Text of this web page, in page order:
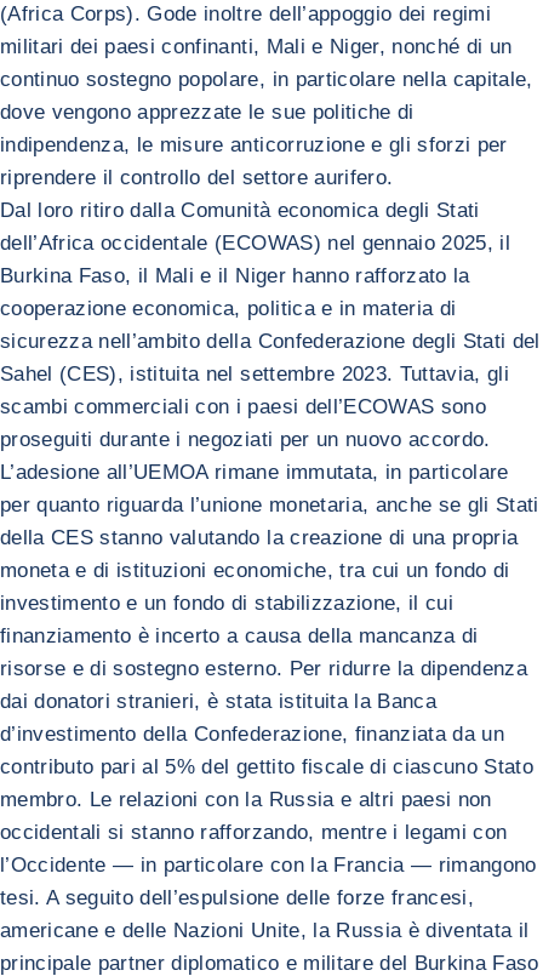
(Africa Corps). Gode inoltre dell’appoggio dei regimi
militari dei paesi confinanti, Mali e Niger, nonché di un
continuo sostegno popolare, in particolare nella capitale,
dove vengono apprezzate le sue politiche di
indipendenza, le misure anticorruzione e gli sforzi per
riprendere il controllo del settore aurifero.
Dal loro ritiro dalla Comunità economica degli Stati
dell’Africa occidentale (ECOWAS) nel gennaio 2025, il
Burkina Faso, il Mali e il Niger hanno rafforzato la
cooperazione economica, politica e in materia di
sicurezza nell’ambito della Confederazione degli Stati del
Sahel (CES), istituita nel settembre 2023. Tuttavia, gli
scambi commerciali con i paesi dell’ECOWAS sono
proseguiti durante i negoziati per un nuovo accordo.
L’adesione all’UEMOA rimane immutata, in particolare
per quanto riguarda l’unione monetaria, anche se gli Stati
della CES stanno valutando la creazione di una propria
moneta e di istituzioni economiche, tra cui un fondo di
investimento e un fondo di stabilizzazione, il cui
finanziamento è incerto a causa della mancanza di
risorse e di sostegno esterno. Per ridurre la dipendenza
dai donatori stranieri, è stata istituita la Banca
d’investimento della Confederazione, finanziata da un
contributo pari al 5% del gettito fiscale di ciascuno Stato
membro. Le relazioni con la Russia e altri paesi non
occidentali si stanno rafforzando, mentre i legami con
l’Occidente — in particolare con la Francia — rimangono
tesi. A seguito dell’espulsione delle forze francesi,
americane e delle Nazioni Unite, la Russia è diventata il
principale partner diplomatico e militare del Burkina Faso